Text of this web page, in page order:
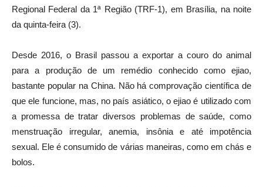
Regional Federal da 1ª Região (TRF-1), em Brasília, na noite
da quinta-feira (3).
Desde 2016, o Brasil passou a exportar a couro do animal
para a produção de um remédio conhecido como ejiao,
bastante popular na China. Não há comprovação científica de
que ele funcione, mas, no país asiático, o ejiao é utilizado com
a promessa de tratar diversos problemas de saúde, como
menstruação irregular, anemia, insônia e até impotência
sexual. Ele é consumido de várias maneiras, como em chás e
bolos.